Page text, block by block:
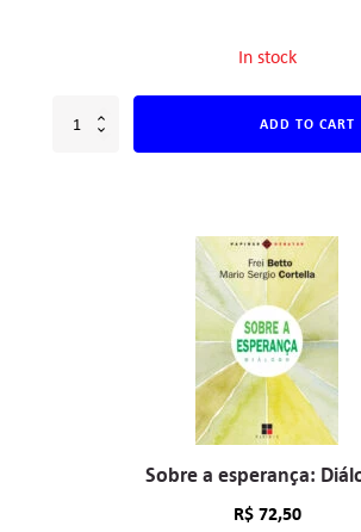
In stock
ADD TO CART
Sobre a esperança:
R$72,50